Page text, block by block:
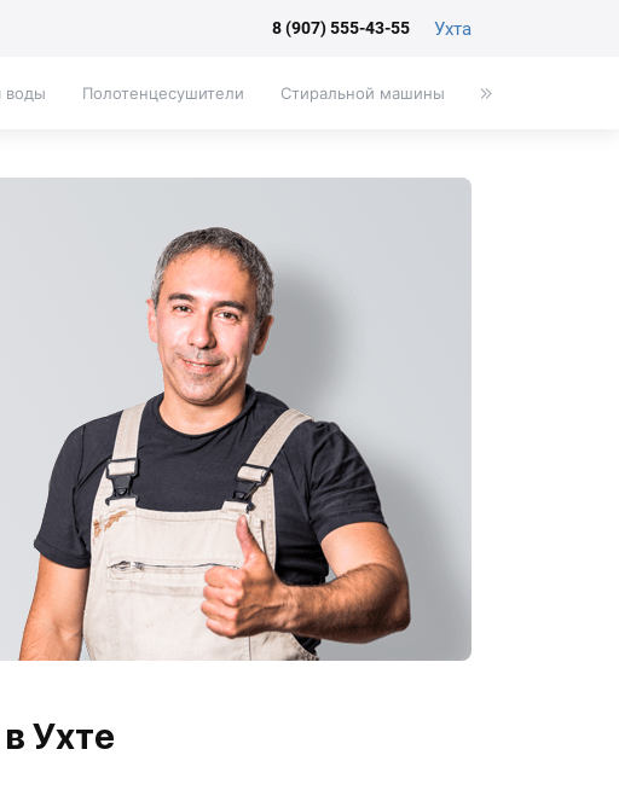
8 (907) 555-43-55 Ухта
воды Полотенцесушители Стиральной машины Писсуары
Ухте